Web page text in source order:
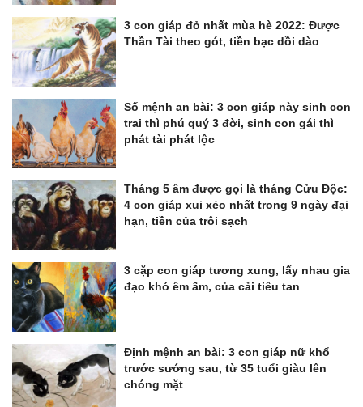
3 con giáp đỏ nhất mùa hè 2022: Được
Thần Tài theo gót, tiền bạc dồi dào
Số mệnh an bài: 3 con giáp này sinh con
trai thì phú quý 3 đời, sinh con gái thì
phát tài phát lộc
Tháng 5 âm được gọi là tháng Cửu Độc:
4 con giáp xui xẻo nhất trong 9 ngày đại
hạn, tiền của trôi sạch
3 cặp con giáp tương xung, lấy nhau gia
đạo khó êm ấm, của cải tiêu tan
Định mệnh an bài: 3 con giáp nữ khổ
trước sướng sau, từ 35 tuổi giàu lên
chóng mặt